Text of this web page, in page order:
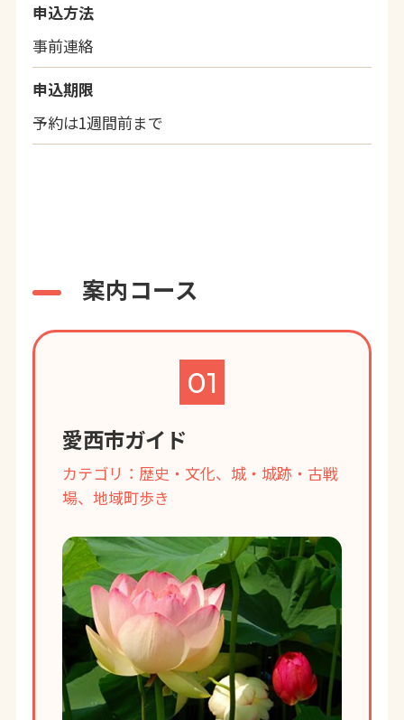
申込方法
事前連絡
申込期限
予約は1週間前まで
案内コース
01
愛西市ガイド
カテゴリ：歴史・文化、城・城跡・古戦
場、地域町歩き